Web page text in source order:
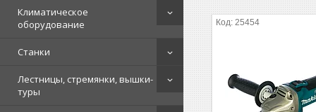
Климатическое
оборудование
Станки
Лестницы, стремянки, вышки-
туры
25454